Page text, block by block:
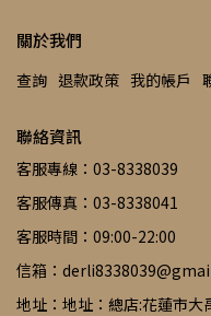
關於我們
查詢 退款政策 我的帳戶
聯絡資訊
客服專線：03-8338039
客服傳真：03-8338041
客服時間：09:00-22:00
信箱：
地址：地址：總店:花蓮市